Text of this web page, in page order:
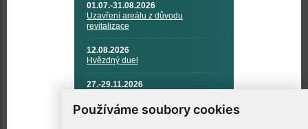
Používáme soubory cookies
01.07.-31.08.2026
Uzavření areálu z důvodu
revitalizace
12.08.2026
Hvězdný duel
27.-29.11.2026
TECHNIKA A KOSMICKÉ
TECHNOLOGIE